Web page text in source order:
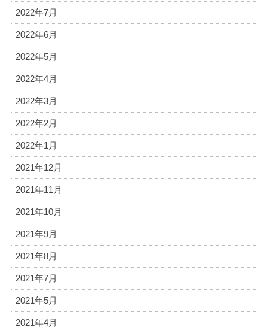
2022年7月
2022年6月
2022年5月
2022年4月
2022年3月
2022年2月
2022年1月
2021年12月
2021年11月
2021年10月
2021年9月
2021年8月
2021年7月
2021年5月
2021年4月